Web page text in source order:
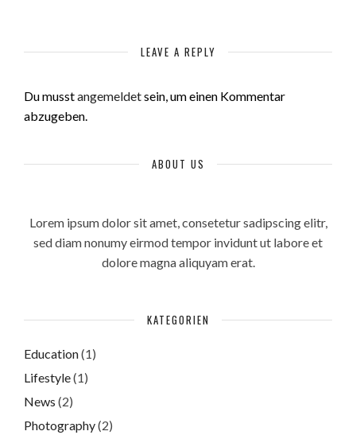
LEAVE A REPLY
Du musstangemeldetsein, um einen Kommentar
abzugeben.
ABOUT US
Lorem ipsum dolor sit amet, consetetur sadipscing elitr,
sed diam nonumy eirmod tempor invidunt ut labore et
dolore magna aliquyam erat.
KATEGORIEN
Education(1)
Lifestyle(1)
News (2)
Photography(2)